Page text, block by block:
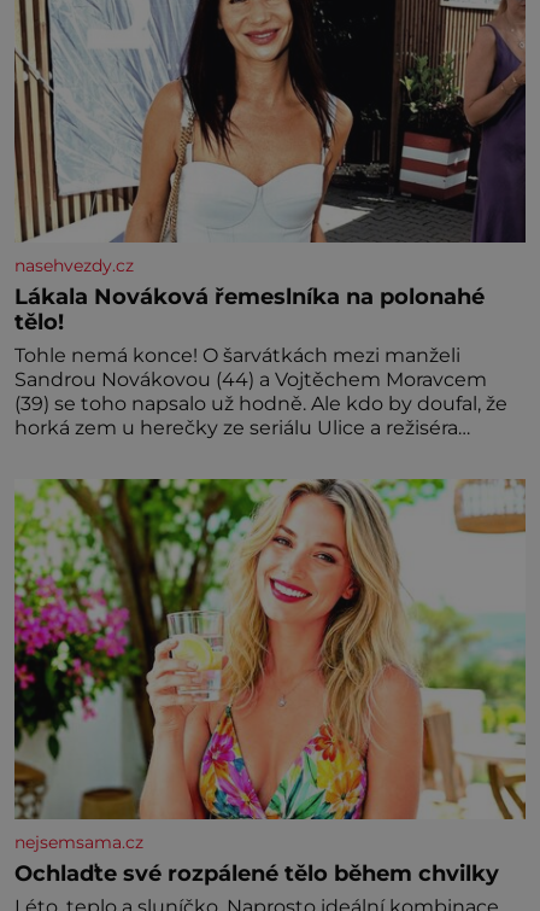
nasehvezdy.cz
Lákala Nováková řemeslníka na polonahé
tělo!
Tohle nemá konce! O šarvátkách mezi manželi
Sandrou Novákovou (44) a Vojtěchem Moravcem
(39) se toho napsalo už hodně. Ale kdo by doufal, že
horká zem u herečky ze seriálu Ulice a režiséra
nejsemsama.cz
Ochlaďte své rozpálené tělo během chvilky